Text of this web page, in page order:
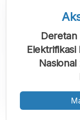
Deretan
Elektrifikasi